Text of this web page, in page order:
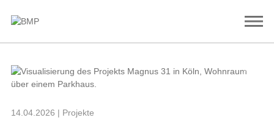
n
14.04.2026 | Projekte